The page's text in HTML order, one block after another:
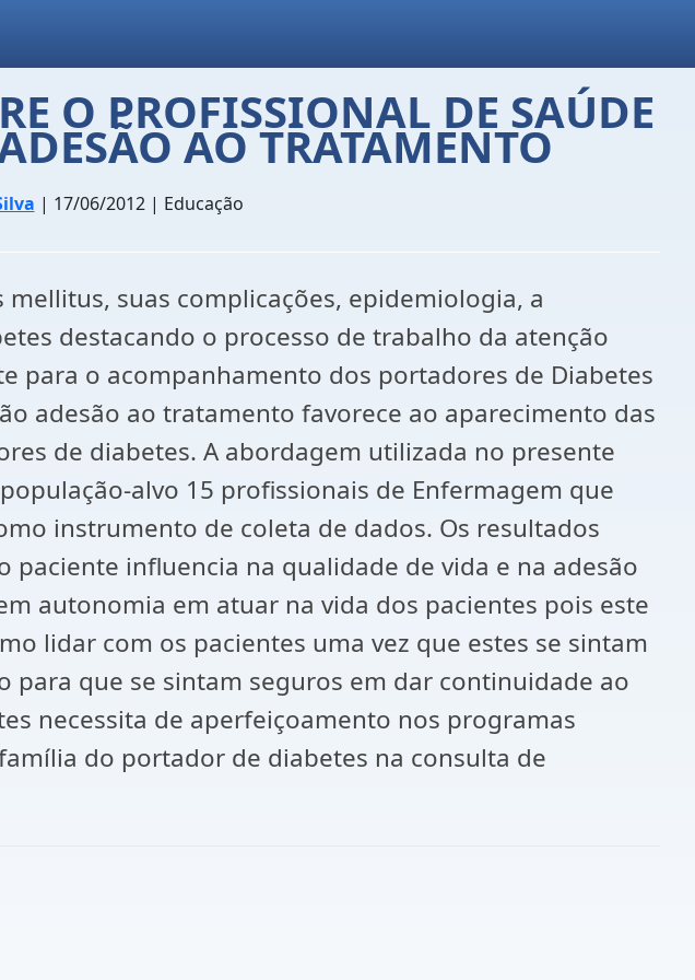
O PROFISSIONAL DE SAÚDE
AO TRATAMENTO
| 17/06/2012 | Educação
suas complicações, epidemiologia, a
destacando o processo de trabalho da atenção
para o acompanhamento dos portadores de Diabetes
adesão ao tratamento favorece ao aparecimento das
de diabetes. A abordagem utilizada no presente
alvo 15 profissionais de Enfermagem que
instrumento de coleta de dados. Os resultados
influencia na qualidade de vida e na adesão
autonomia em atuar na vida dos pacientes pois este
lidar com os pacientes uma vez que estes se sintam
que se sintam seguros em dar continuidade ao
necessita de aperfeiçoamento nos programas
do portador de diabetes na consulta de